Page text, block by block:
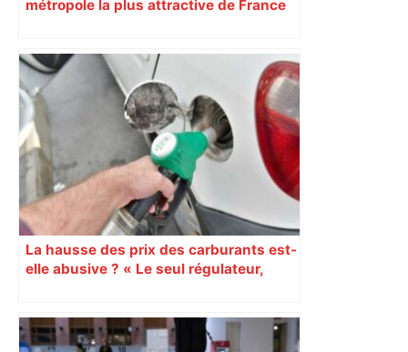
métropole la plus attractive de France
La hausse des prix des carburants est-
elle abusive ? « Le seul régulateur,